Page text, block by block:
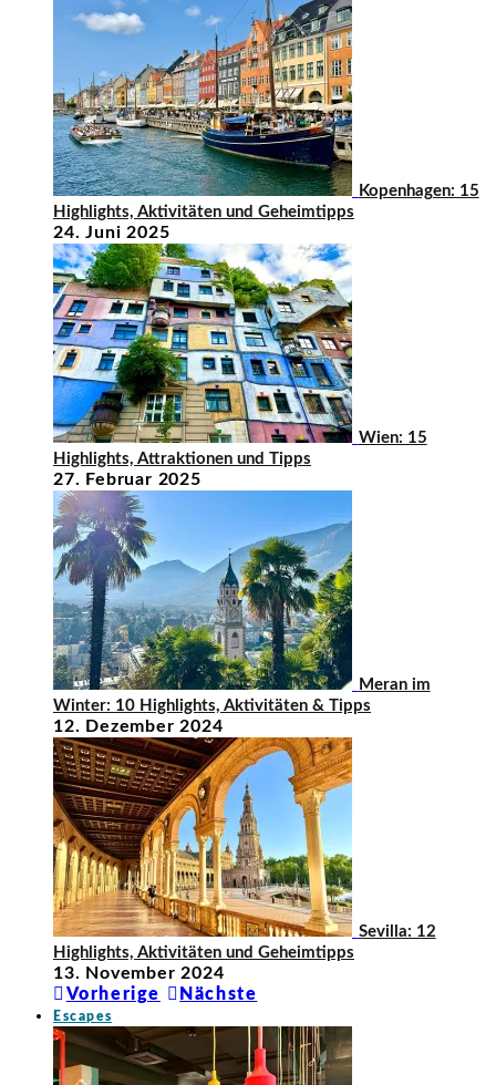
Kopenhagen: 15
Highlights, Aktivitäten und Geheimtipps
24. Juni 2025
Wien: 15
Highlights, Attraktionen und Tipps
27. Februar 2025
Meran im
Winter: 10 Highlights, Aktivitäten & Tipps
12. Dezember 2024
Sevilla: 12
Highlights, Aktivitäten und Geheimtipps
13. November 2024
Vorherige
Nächste
Escapes